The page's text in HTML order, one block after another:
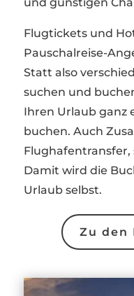
Flugtickets und
Pauschalreise-
Statt also
suchen und
Ihren Urlaub ganz
buchen. Auch
Damit wird die
Urlaub selbst.
Zu den